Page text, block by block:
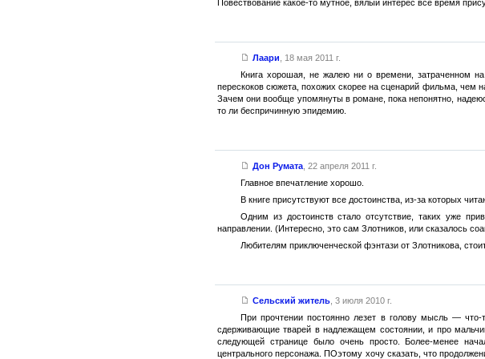
Повествование какое-то мутное, вялый интерес все время
Лаари
18 мая 2011 г.
Книга хорошая, не жалею ни о времени, затраченном
перескоков сюжета, похожих скорее на сценарий фильма, чем
Зачем они вообще упомянуты в романе, пока непонятно,
то ли беспричинную эпидемию.
Дон Румата, 22 апреля 2011 г.
Главное впечатление хорошо.
В книге присутствуют все достоинства, из-за которых
Одним из достоинств стало отсутствие, таких уже
направлении. (Интересно, это сам Злотников, или сказалось
Любителям приключенческой фэнтази от Злотникова,
Сельский житель, 3 июля 2010 г.
При прочтении постоянно лезет в голову мысль — что-
сдерживающие тварей в надлежащем состоянии, и про
следующей странице было очень просто. Более-менее
центрального персонажа. ПОэтому хочу сказать, что